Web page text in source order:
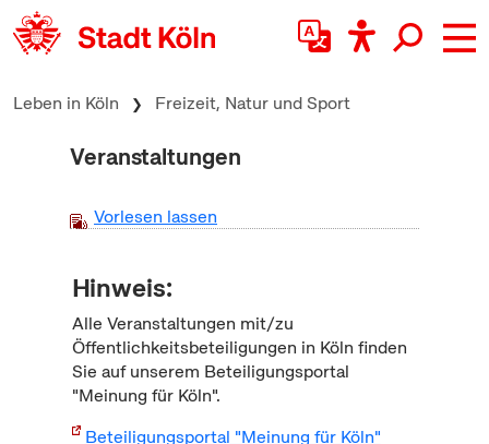
zum Inhalt springen
Leben in Köln Freizeit, Natur und Sport
Veranstaltungen
Vorlesen lassen
Hinweis:
Alle Veranstaltungen mit/zu
Öffentlichkeitsbeteiligungen in Köln finden
Sie auf unserem Beteiligungsportal
"Meinung für Köln".
Beteiligungsportal "Meinung für Köln"